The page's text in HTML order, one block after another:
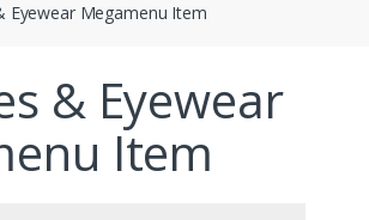
Eyewear Megamenu Item
& Eyewear
Item